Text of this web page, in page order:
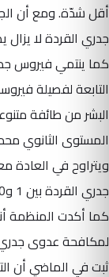
جدري القردة لا
كما ينتمي فيروس
التابعة لفصيلة
البشر من طائفة
المستوى الثانوي
ويتراوح في العادة
كما أكدت المنظمة
لمكافحة عدوى